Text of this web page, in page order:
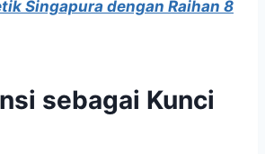
Singapura dengan Raihan 8
sebagai Kunci